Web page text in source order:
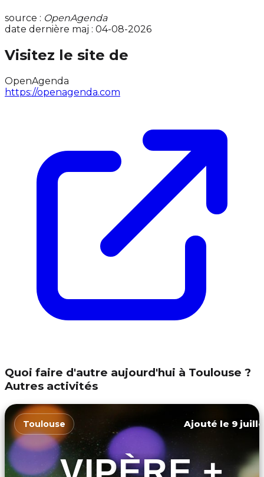
source : OpenAgenda
date dernière maj : 04-08-2026
Visitez le site de
OpenAgenda
https://openagenda.com
Quoi faire d'autre aujourd'hui à Toulouse ?
Autres activités
Toulouse Ajouté le 9